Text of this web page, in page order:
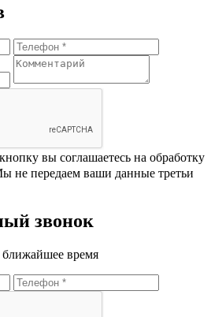
вы соглашаетесь на обработку
не передаем ваши данные третьи
звонок
время